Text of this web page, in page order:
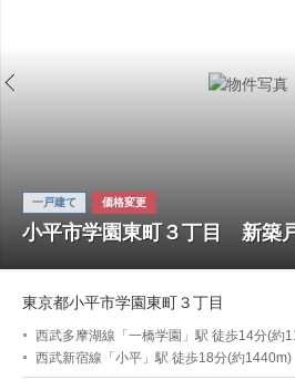
一戸建て 価格変更
小平市学園東町３丁目 新築
東京都小平市学園東町３丁目
西武多摩湖線「一橋学園」駅 徒歩14分(約
西武新宿線「小平」駅 徒歩18分(約1440m)